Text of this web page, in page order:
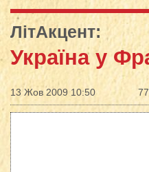
ЛітАкцент:
Україна у
13 Жов 2009 10:50 77